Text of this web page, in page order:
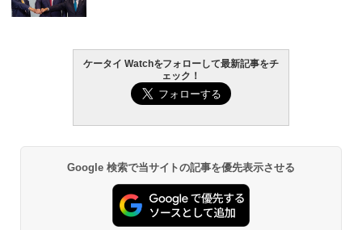
ケータイ Watchをフォローして最新記事をチ
ェック！
Google 検索で当サイトの記事を優先表示させる